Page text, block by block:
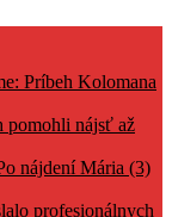
Príbeh Kolomana
pomohli nájsť až
nájdení Mária (3)
profesionálnych